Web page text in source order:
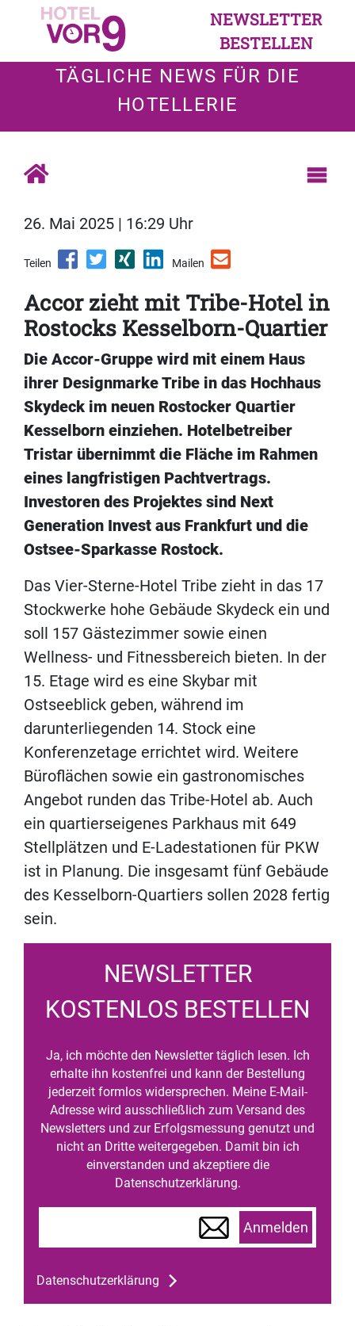
NEWSLETTER
BESTELLEN
TÄGLICHE NEWS FÜR DIE
HOTELLERIE
26. Mai 2025 | 16:29 Uhr
Teilen Mailen
Accor zieht mit Tribe-Hotel in
Rostocks Kesselborn-Quartier
Die Accor-Gruppe wird mit einem Haus
ihrer Designmarke Tribe in das Hochhaus
Skydeck im neuen Rostocker Quartier
Kesselborn einziehen. Hotelbetreiber
Tristar übernimmt die Fläche im Rahmen
eines langfristigen Pachtvertrags.
Investoren des Projektes sind Next
Generation Invest aus Frankfurt und die
Ostsee-Sparkasse Rostock.
Das Vier-Sterne-Hotel Tribe zieht in das 17
Stockwerke hohe Gebäude Skydeck ein und
soll 157 Gästezimmer sowie einen
Wellness- und Fitnessbereich bieten. In der
15. Etage wird es eine Skybar mit
Ostseeblick geben, während im
darunterliegenden 14. Stock eine
Konferenzetage errichtet wird. Weitere
Büroflächen sowie ein gastronomisches
Angebot runden das Tribe-Hotel ab. Auch
ein quartierseigenes Parkhaus mit 649
Stellplätzen und E-Ladestationen für PKW
ist in Planung. Die insgesamt fünf Gebäude
des Kesselborn-Quartiers sollen 2028 fertig
sein.
NEWSLETTER
KOSTENLOS BESTELLEN
Ja, ich möchte den Newsletter täglich lesen. Ich
erhalte ihn kostenfrei und kann der Bestellung
jederzeit formlos widersprechen. Meine E-Mail-
Adresse wird ausschließlich zum Versand des
Newsletters und zur Erfolgsmessung genutzt und
nicht an Dritte weitergegeben. Damit bin ich
einverstanden und akzeptiere die
Datenschutzerklärung.
Anmelden
Datenschutzerklärung